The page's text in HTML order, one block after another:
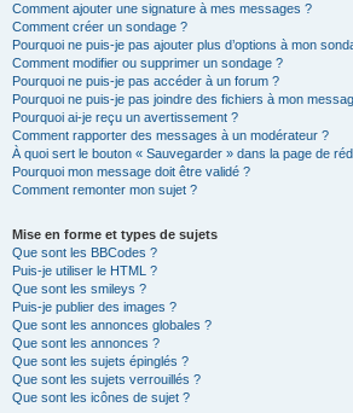
Comment ajouter une signature à mes messages ?
Comment créer un sondage ?
Pourquoi ne puis-je pas ajouter plus d’options à mon
Comment modifier ou supprimer un sondage ?
Pourquoi ne puis-je pas accéder à un forum ?
Pourquoi ne puis-je pas joindre des fichiers à mon
Pourquoi ai-je reçu un avertissement ?
Comment rapporter des messages à un modérateur ?
À quoi sert le bouton « Sauvegarder » dans la page de
Pourquoi mon message doit être validé ?
Comment remonter mon sujet ?
Mise en forme et types de sujets
Que sont les BBCodes ?
Puis-je utiliser le HTML ?
Que sont les smileys ?
Puis-je publier des images ?
Que sont les annonces globales ?
Que sont les annonces ?
Que sont les sujets épinglés ?
Que sont les sujets verrouillés ?
Que sont les icônes de sujet ?